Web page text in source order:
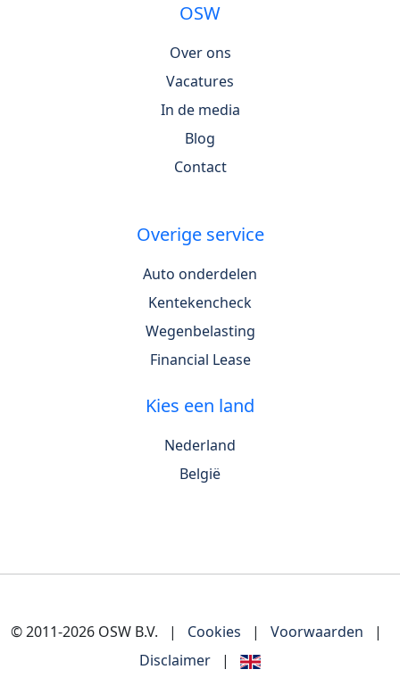
OSW
Over ons
Vacatures
In de media
Blog
Contact
Overige service
Auto onderdelen
Kentekencheck
Wegenbelasting
Financial Lease
Kies een land
Nederland
België
© 2011-2026 OSW B.V. | Cookies | Voorwaarden
|
Disclaimer
|